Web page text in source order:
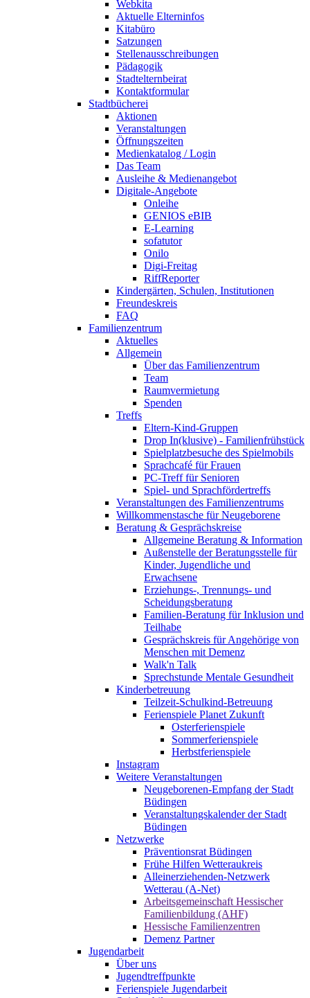
Webkita
Aktuelle Elterninfos
Kitabüro
Satzungen
Stellenausschreibungen
Pädagogik
Stadtelternbeirat
Kontaktformular
Stadtbücherei
Aktionen
Veranstaltungen
Öffnungszeiten
Medienkatalog / Login
Das Team
Ausleihe & Medienangebot
Digitale-Angebote
Onleihe
GENIOS eBIB
E-Learning
sofatutor
Onilo
Digi-Freitag
RiffReporter
Kindergärten, Schulen, Institutionen
Freundeskreis
FAQ
Familienzentrum
Aktuelles
Allgemein
Über das Familienzentrum
Team
Raumvermietung
Spenden
Treffs
Eltern-Kind-Gruppen
Drop In(klusive) - Familienfrühstück
Spielplatzbesuche des Spielmobils
Sprachcafé für Frauen
PC-Treff für Senioren
Spiel- und Sprachfördertreffs
Veranstaltungen des Familienzentrums
Willkommenstasche für Neugeborene
Beratung & Gesprächskreise
Allgemeine Beratung & Information
Außenstelle der Beratungsstelle für
Kinder, Jugendliche und
Erwachsene
Erziehungs-, Trennungs- und
Scheidungsberatung
Familien-Beratung für Inklusion und
Teilhabe
Gesprächskreis für Angehörige von
Menschen mit Demenz
Walk'n Talk
Sprechstunde Mentale Gesundheit
Kinderbetreuung
Teilzeit-Schulkind-Betreuung
Ferienspiele Planet Zukunft
Osterferienspiele
Sommerferienspiele
Herbstferienspiele
Instagram
Weitere Veranstaltungen
Neugeborenen-Empfang der Stadt
Büdingen
Veranstaltungskalender der Stadt
Büdingen
Netzwerke
Präventionsrat Büdingen
Frühe Hilfen Wetteraukreis
Alleinerziehenden-Netzwerk
Wetterau (A-Net)
Arbeitsgemeinschaft Hessischer
Familienbildung (AHF)
Hessische Familienzentren
Demenz Partner
Jugendarbeit
Über uns
Jugendtreffpunkte
Ferienspiele Jugendarbeit